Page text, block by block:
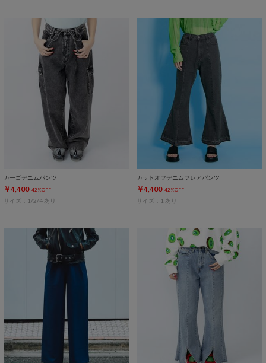
カーゴデニムパンツ
￥4,400 42%OFF
サイズ：1/2/4 あり
カットオフデニムフレアパンツ
￥4,400 42%OFF
サイズ：1 あり